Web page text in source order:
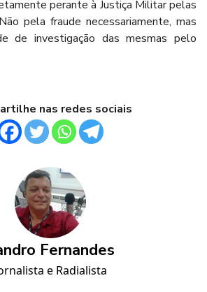
perante à Justiça Militar pelas
pela fraude necessariamente, mas
de investigação das mesmas pelo
nas redes sociais
Fernandes
e Radialista